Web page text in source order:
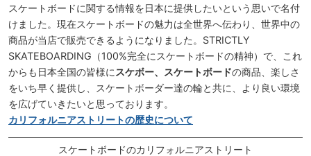
スケートボードに関する情報を日本に提供したいという思いで名付
けました。現在スケートボードの魅力は全世界へ伝わり、世界中の
商品が当店で販売できるようになりました。STRICTLY
SKATEBOARDING（100%完全にスケートボードの精神）で、これ
からも日本全国の皆様に スケボー、スケートボードの商品、楽しさ
をいち早く提供し、スケートボーダー達の輪と共に、より良い環境
を広げていきたいと思っております。
カリフォルニアストリートの歴史について
スケートボードのカリフォルニアストリート